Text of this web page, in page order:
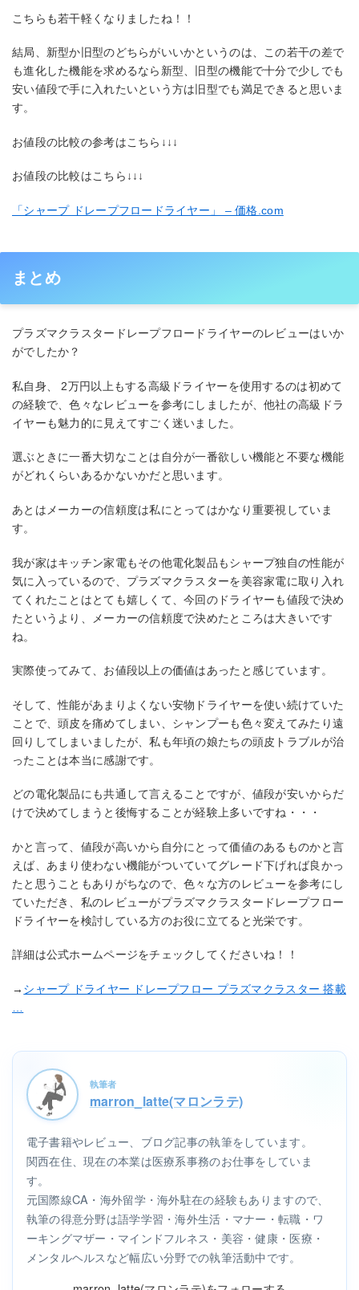
こちらも若干軽くなりましたね！！
結局、新型か旧型のどちらがいいかというのは、この若干の差で
も進化した機能を求めるなら新型、旧型の機能で十分で少しでも
安い値段で手に入れたいという方は旧型でも満足できると思いま
す。
お値段の比較の参考はこちら↓↓↓
お値段の比較はこちら↓↓↓
「シャープ ドレープフロードライヤー」 – 価格.com
まとめ
プラズマクラスタードレープフロードライヤーのレビューはいか
がでしたか？
私自身、 2万円以上もする高級ドライヤーを使用するのは初めて
の経験で、色々なレビューを参考にしましたが、他社の高級ドラ
イヤーも魅力的に見えてすごく迷いました。
選ぶときに一番大切なことは自分が一番欲しい機能と不要な機能
がどれくらいあるかないかだと思います。
あとはメーカーの信頼度は私にとってはかなり重要視していま
す。
我が家はキッチン家電もその他電化製品もシャープ独自の性能が
気に入っているので、プラズマクラスターを美容家電に取り入れ
てくれたことはとても嬉しくて、今回のドライヤーも値段で決め
たというより、メーカーの信頼度で決めたところは大きいです
ね。
実際使ってみて、お値段以上の価値はあったと感じています。
そして、性能があまりよくない安物ドライヤーを使い続けていた
ことで、頭皮を痛めてしまい、シャンプーも色々変えてみたり遠
回りしてしまいましたが、私も年頃の娘たちの頭皮トラブルが治
ったことは本当に感謝です。
どの電化製品にも共通して言えることですが、値段が安いからだ
けで決めてしまうと後悔することが経験上多いですね・・・
かと言って、値段が高いから自分にとって価値のあるものかと言
えば、あまり使わない機能がついていてグレード下げれば良かっ
たと思うこともありがちなので、色々な方のレビューを参考にし
ていただき、私のレビューがプラズマクラスタードレープフロー
ドライヤーを検討している方のお役に立てると光栄です。
詳細は公式ホームページをチェックしてくださいね！！
→ シャープ ドライヤー ドレープフロー プラズマクラスター 搭載
執筆者
marron_latte(マロンラテ)
電子書籍やレビュー、ブログ記事の執筆をしています。
関西在住、現在の本業は医療系事務のお仕事をしていま
す。
元国際線CA・海外留学・海外駐在の経験もありますので、
執筆の得意分野は語学学習・海外生活・マナー・転職・ワ
ーキングマザー・マインドフルネス・美容・健康・医療・
メンタルヘルスなど幅広い分野での執筆活動中です。